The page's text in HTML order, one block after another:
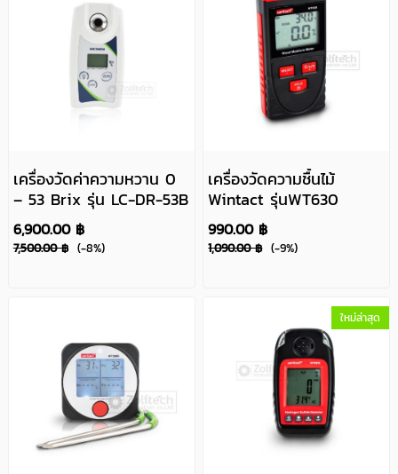
เครื่องวัดค่าความหวาน 0
– 53 Brix รุ่น LC-DR-53B
6,900.00 ฿
7,500.00 ฿ (-8%)
เครื่องวัดความชื้นไม้
Wintact รุ่นWT630
990.00 ฿
1,090.00 ฿ (-9%)
ใหม่ล่าสุด